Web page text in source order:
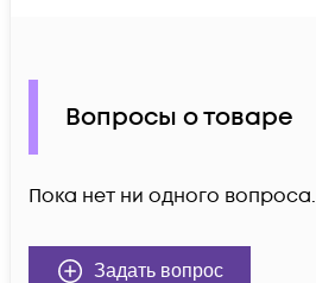
Вопросы о товаре
Пока нет ни одного вопроса.
Задать вопрос